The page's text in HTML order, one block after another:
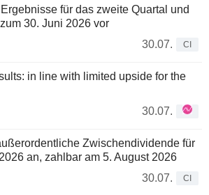
für das zweite Quartal und
30. Juni 2026 vor
30.07.
CI
in line with limited upside for the
30.07.
Zwischendividende für
an, zahlbar am 5. August 2026
30.07.
CI